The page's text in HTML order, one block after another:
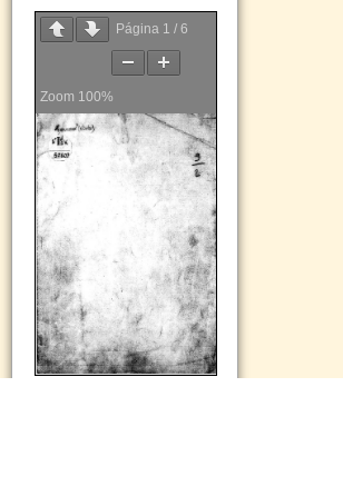
Página 1 / 6
Zoom 100%